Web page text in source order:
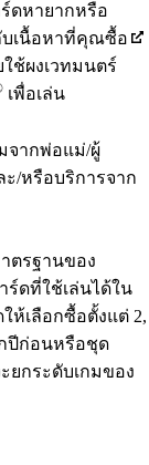
ดหายากหรือ
บเนื้อหาที่คุณซื้อ
ช้ผงเวทมนตร์
เพื่อเล่น
จากพ่อแม่/ผู้
/หรือบริการจาก
ตรฐานของ
ร์ดที่ใช้เล่นได้ใน
ห้เลือกซื้อตั้งแต่ 2,
กปีก่อนหรือชุด
ยกระดับเกมของ